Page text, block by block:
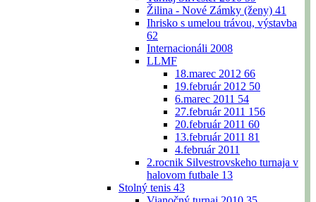
Žilina - Nové Zámky (ženy) 41
Ihrisko s umelou trávou, výstavba
62
Internacionáli 2008
LLMF
18.marec 2012 66
19.február 2012 50
6.marec 2011 54
27.február 2011 156
20.február 2011 60
13.február 2011 81
4.február 2011
2.rocnik Silvestrovskeho turnaja v
halovom futbale 13
Stolný tenis 43